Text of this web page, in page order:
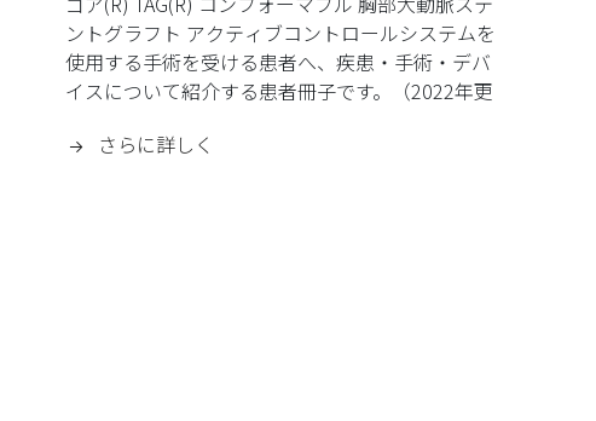
ントグラフト アクティブコントロールシステムを
使用する手術を受ける患者へ、疾患・手術・デバ
イスについて紹介する患者冊子です。（2022年更
さらに詳しく